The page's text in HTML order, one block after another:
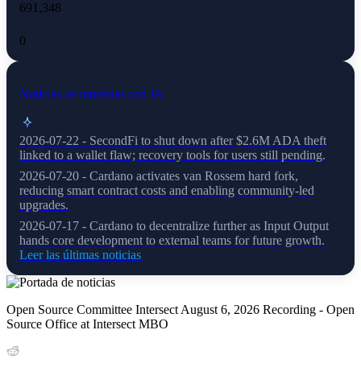
691,348
0
Noticias de monedas con IA
2026-07-22 - SecondFi to shut down after $2.6M ADA theft
linked to a wallet flaw; recovery tools for users still pending.
2026-07-20 - Cardano activates van Rossem hard fork,
reducing smart contract costs and enabling community-led
upgrades.
2026-07-17 - Cardano to decentralize further as Input Output
hands core development to external teams for future growth.
Leer las últimas noticias
Open Source Committee Intersect August 6, 2026 Recording - Open
Source Office at Intersect MBO